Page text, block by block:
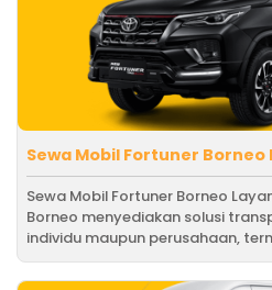
Sewa Mobil Fortuner Borneo
Sewa Mobil Fortuner Borneo
Borneo menyediakan solusi
individu maupun perusahaan,